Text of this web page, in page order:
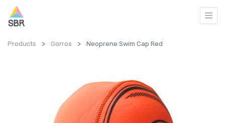
Products Gorros Neoprene Swim Cap Red